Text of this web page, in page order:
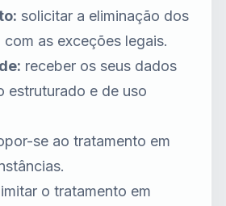
solicitar a eliminação dos
com as exceções legais.
receber os seus dados
estruturado e de uso
se ao tratamento em
o tratamento em